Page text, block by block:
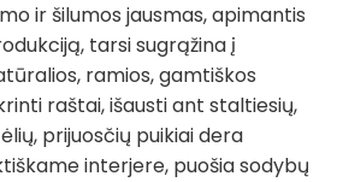
ir šilumos jausmas, apimantis
tarsi sugrąžina į
ramios, gamtiškos
raštai, išausti ant staltiesių,
prijuosčių puikiai dera
interjere, puošia sodybų